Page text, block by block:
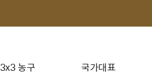
3x3 농구 국가대표